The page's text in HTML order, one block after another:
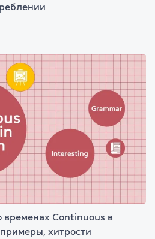
временах Continuous в
хитрости